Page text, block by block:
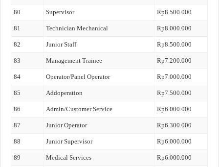
80 Supervisor Rp8.500.000
81 Technician Mechanical Rp8.000.000
82 Junior Staff Rp8.500.000
83 Management Trainee Rp7.200.000
84 Operator/Panel Operator Rp7.000.000
85 Addoperation Rp7.500.000
86 Admin/Customer Service Rp6.000.000
87 Junior Operator Rp6.300.000
88 Junior Supervisor Rp6.000.000
89 Medical Services Rp6.000.000